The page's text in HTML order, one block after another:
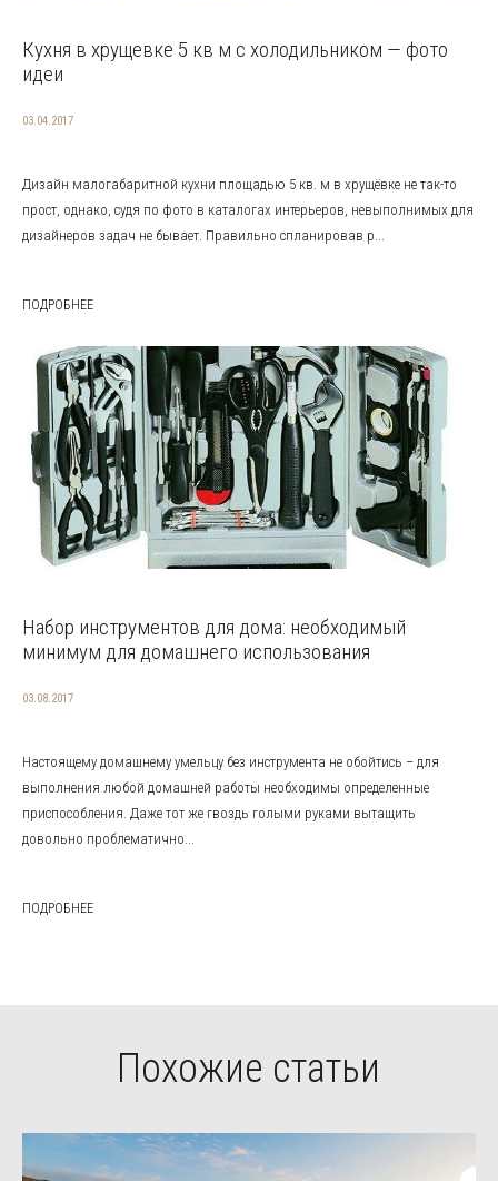
Кухня в хрущевке 5 кв м с холодильником — фото
идеи
03.04.2017
Дизайн малогабаритной кухни площадью 5 кв. м в хрущёвке не так-то
прост, однако, судя по фото в каталогах интерьеров, невыполнимых для
дизайнеров задач не бывает. Правильно спланировав р...
ПОДРОБНЕЕ
Набор инструментов для дома: необходимый
минимум для домашнего использования
03.08.2017
Настоящему домашнему умельцу без инструмента не обойтись – для
выполнения любой домашней работы необходимы определенные
приспособления. Даже тот же гвоздь голыми руками вытащить
довольно проблематично...
ПОДРОБНЕЕ
Похожие статьи